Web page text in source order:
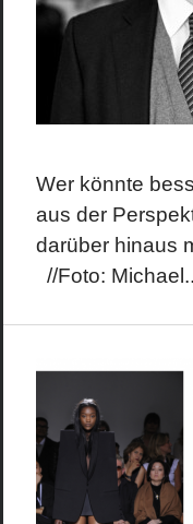
Wer könnte
aus der
darüber hinaus
//Foto: